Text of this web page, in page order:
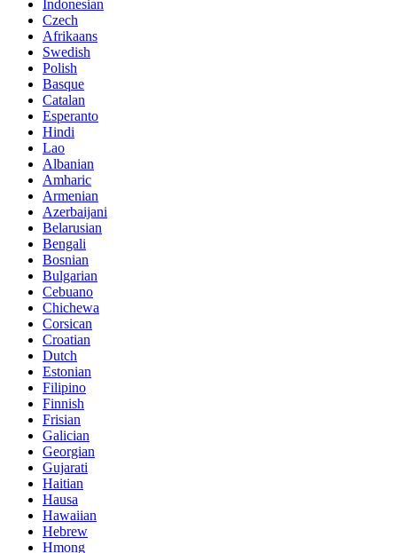
Indonesian
Czech
Afrikaans
Swedish
Polish
Basque
Catalan
Esperanto
Hindi
Lao
Albanian
Amharic
Armenian
Azerbaijani
Belarusian
Bengali
Bosnian
Bulgarian
Cebuano
Chichewa
Corsican
Croatian
Dutch
Estonian
Filipino
Finnish
Frisian
Galician
Georgian
Gujarati
Haitian
Hausa
Hawaiian
Hebrew
Hmong